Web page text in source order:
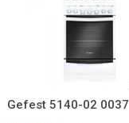
Gefest 5140-02 0037